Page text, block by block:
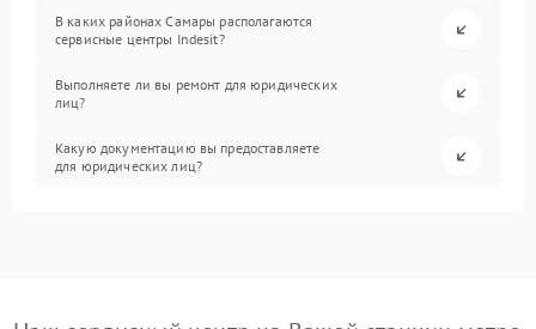
В каких районах Самары располагаются
сервисные центры Indesit?
Выполняете ли вы ремонт для юридических
лиц?
Какую документацию вы предоставляете
для юридических лиц?